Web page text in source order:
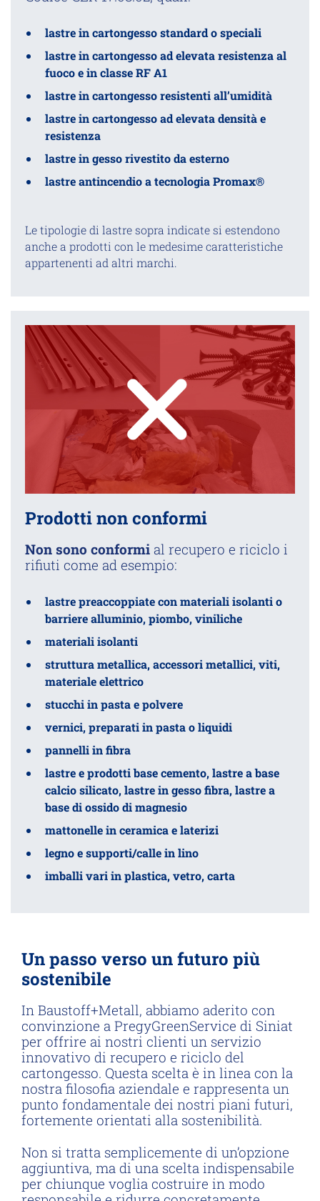
lastre in cartongesso standard o speciali
lastre in cartongesso ad elevata resistenza al
fuoco e in classe RF A1
lastre in cartongesso resistenti all’umidità
lastre in cartongesso ad elevata densità e
resistenza
lastre in gesso rivestito da esterno
lastre antincendio a tecnologia Promax®
Le tipologie di lastre sopra indicate si estendono
anche a prodotti con le medesime caratteristiche
appartenenti ad altri marchi.
Prodotti non conformi
Non sono conformi al recupero e riciclo i
rifiuti come ad esempio:
lastre preaccoppiate con materiali isolanti o
barriere alluminio, piombo, viniliche
materiali isolanti
struttura metallica, accessori metallici, viti,
materiale elettrico
stucchi in pasta e polvere
vernici, preparati in pasta o liquidi
pannelli in fibra
lastre e prodotti base cemento, lastre a base
calcio silicato, lastre in gesso fibra, lastre a
base di ossido di magnesio
mattonelle in ceramica e laterizi
legno e supporti/calle in lino
imballi vari in plastica, vetro, carta
Un passo verso un futuro più
sostenibile
In Baustoff+Metall, abbiamo aderito con
convinzione a PregyGreenService di Siniat
per offrire ai nostri clienti un servizio
innovativo di recupero e riciclo del
cartongesso. Questa scelta è in linea con la
nostra filosofia aziendale e rappresenta un
punto fondamentale dei nostri piani futuri,
fortemente orientati alla sostenibilità.
Non si tratta semplicemente di un’opzione
aggiuntiva, ma di una scelta indispensabile
per chiunque voglia costruire in modo